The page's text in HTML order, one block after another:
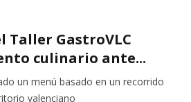
Taller GastroVLC
culinario ante...
un menú basado en un recorrido
valenciano